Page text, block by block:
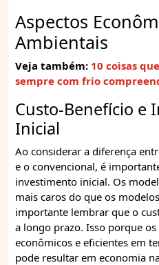
Aspectos
Ambientais
Veja também: 10 coisas
sempre com frio
Custo-Benefício e
Inicial
Ao considerar a diferença
e o convencional, é
investimento inicial. Os
mais caros do que os
importante lembrar que o
a longo prazo. Isso porque
econômicos e eficientes em
pode resultar em economia